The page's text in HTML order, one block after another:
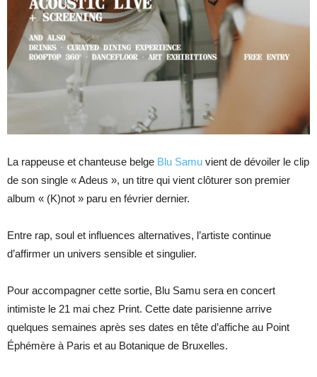
La rappeuse et chanteuse belge Blu Samu vient de dévoiler le clip
de son single « Adeus », un titre qui vient clôturer son premier
album « (K)not » paru en février dernier.
Entre rap, soul et influences alternatives, l’artiste continue
d’affirmer un univers sensible et singulier.
Pour accompagner cette sortie, Blu Samu sera en concert
intimiste le 21 mai chez Print. Cette date parisienne arrive
quelques semaines après ses dates en tête d’affiche au Point
Éphémère à Paris et au Botanique de Bruxelles.